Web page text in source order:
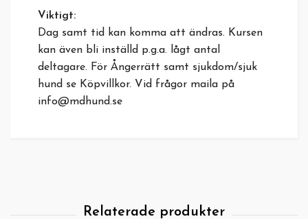
Viktigt:
Dag samt tid kan komma att ändras. Kursen
kan även bli inställd p.g.a. lågt antal
deltagare. För Ångerrätt samt sjukdom/sjuk
hund se Köpvillkor. Vid frågor maila på
info@mdhund.se